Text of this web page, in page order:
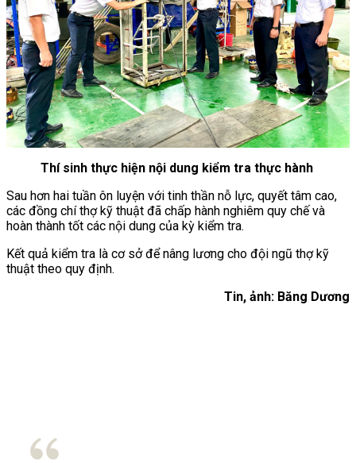
Thí sinh thực hiện nội dung kiểm tra thực hành
Sau hơn hai tuần ôn luyện với tinh thần nỗ lực, quyết tâm cao,
các đồng chí thợ kỹ thuật đã chấp hành nghiêm quy chế và
hoàn thành tốt các nội dung của kỳ kiểm tra.
Kết quả kiểm tra là cơ sở để nâng lương cho đội ngũ thợ kỹ
thuật theo quy định.
Tin, ảnh: Băng Dương